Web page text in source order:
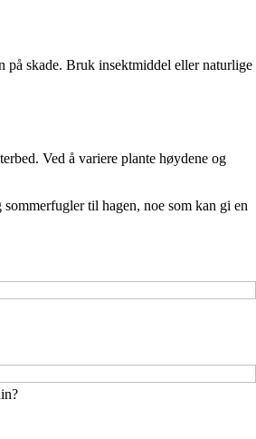
på skade. Bruk insektmiddel eller naturlige
Ved å variere plante høydene og
til hagen, noe som kan gi en